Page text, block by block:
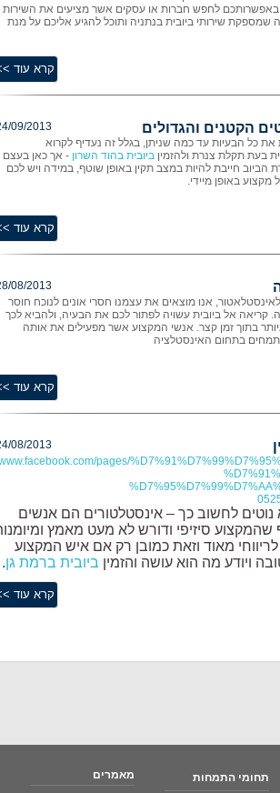
לחפש חברות או עסקים אשר מציעים את השירות
שמספקת שירותי ביובית בנתניה ותוכל להגיע אליכם על מנת
הקטנים והגדולים
09/2013
את כל הבעיות עד כמה שניתן, בגלל זה נעדיף לקרוא
בעת תקלת צנרת ולהזמיןביובית בהוד השרון - אך כאן בעצם
חייבת להיות במצב תקין באופן שוטף, במידה ויש לכם
באופן מיידי.
08/2013
אנו מוצאים את עצמנו חסרי אונים לנוכח חוסר
קריאה אל ביובית עשויה לפתור לכם את הבעיה, ולהביא לכך
בתוך זמן קצר. אנשי המקצוע אשר מפעילים את אותה
בתחום האינסטלציה
08/2013
www.facebook.com/pages/
לחשוב כך – אינסטלטורים הם אנשים
סיזיפי ודורש לא מעט מאמץ
לריווחי מאוד וזאת כמובן רק אם איש המקצוע
ויודע מה הוא עושה והזמין ביובית ברמת גן.
תחומי התמחות
מאמרים